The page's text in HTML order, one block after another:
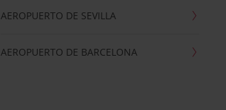
AEROPUERTO DE SEVILLA
AEROPUERTO DE BARCELONA